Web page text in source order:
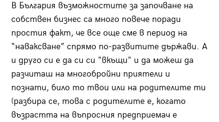
В България възможностите за започване на
собствен бизнес са много повече поради
простия факт, че все още сме в период на
“наваксване” спрямо по-развитите държави. А
и друго си е да си си "вкъщи" и да можеш да
разчиташ на многобройни приятели и
познати, било то твои или на родителите ти
(разбира се, това с родителите е, когато
възрастта на въпросния предприемач е